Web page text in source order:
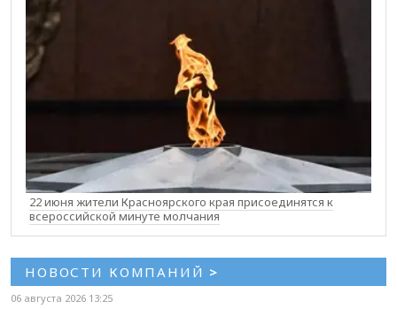
22 июня жители Красноярского края присоединятся к
всероссийской минуте молчания
НОВОСТИ КОМПАНИЙ >
06 августа 2026 13:25